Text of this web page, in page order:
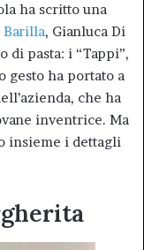
ha scritto una
Barilla, Gianluca Di
di pasta: i “Tappi”,
gesto ha portato a
che ha
inventrice. Ma
insieme i dettagli